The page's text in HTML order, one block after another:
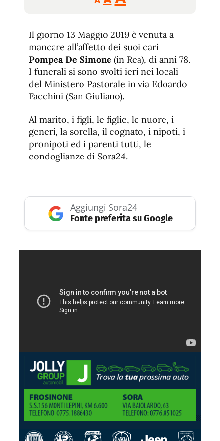
tamaño
de
fuente
de
fuente.
Il giorno 13 Maggio 2019 è venuta a
mancare all’affetto dei suoi cari
Pompea De Simone (in Rea), di anni 78.
I funerali si sono svolti ieri nei locali
del Ministero Pastorale in via Edoardo
Facchini (San Giuliano).
Al marito, i figli, le figlie, le nuore, i
generi, la sorella, il cognato, i nipoti, i
pronipoti ed i parenti tutti, le
condoglianze di Sora24.
Aggiungi Sora24
Fonte preferita su Google